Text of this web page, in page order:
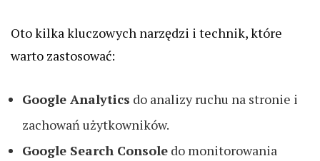
Oto kilka kluczowych narzędzi i technik, które
warto zastosować:
Google Analytics do analizy ruchu na stronie i
zachowań użytkowników.
Google Search Console do monitorowania